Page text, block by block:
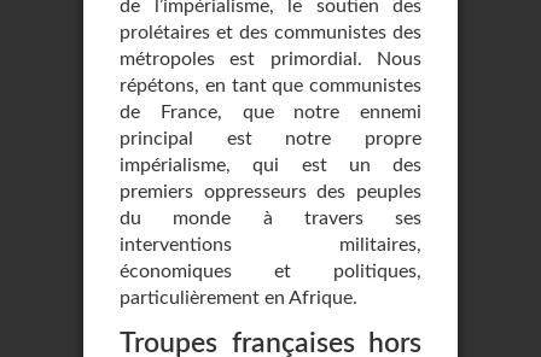
de l’impérialisme, le soutien des
prolétaires et des communistes des
métropoles est primordial. Nous
répétons, en tant que communistes
de France, que notre ennemi
principal est notre propre
impérialisme, qui est un des
premiers oppresseurs des peuples
du monde à travers ses
interventions militaires,
économiques et politiques,
particulièrement en Afrique.
Troupes françaises hors